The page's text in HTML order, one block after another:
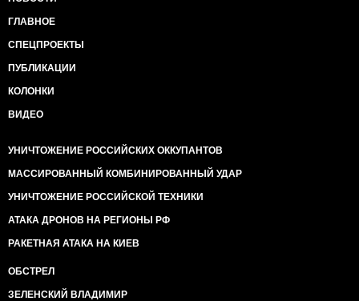
ГЛАВНОЕ
СПЕЦПРОЕКТЫ
ПУБЛИКАЦИИ
КОЛОНКИ
ВИДЕО
УНИЧТОЖЕНИЕ РОССИЙСКИХ ОККУПАНТОВ
МАССИРОВАННЫЙ КОМБИНИРОВАННЫЙ УДАР
УНИЧТОЖЕНИЕ РОССИЙСКОЙ ТЕХНИКИ
АТАКА ДРОНОВ НА РЕГИОНЫ РФ
РАКЕТНАЯ АТАКА НА КИЕВ
ОБСТРЕЛ
ЗЕЛЕНСКИЙ ВЛАДИМИР